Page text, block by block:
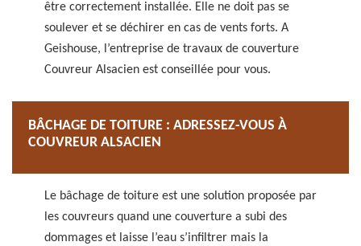
être correctement installée. Elle ne doit pas se
soulever et se déchirer en cas de vents forts. A
Geishouse, l’entreprise de travaux de couverture
Couvreur Alsacien est conseillée pour vous.
BÂCHAGE DE TOITURE : ADRESSEZ-VOUS À
COUVREUR ALSACIEN
Le bâchage de toiture est une solution proposée par
les couvreurs quand une couverture a subi des
dommages et laisse l’eau s’infiltrer mais la